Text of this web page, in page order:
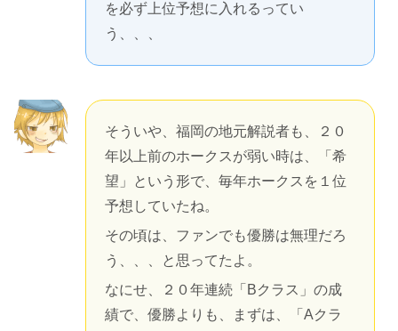
を必ず上位予想に入れるってい
う、、、
そういや、福岡の地元解説者も、２０
年以上前のホークスが弱い時は、「希
望」という形で、毎年ホークスを１位
予想していたね。
その頃は、ファンでも優勝は無理だろ
う、、、と思ってたよ。
なにせ、２０年連続「Bクラス」の成
績で、優勝よりも、まずは、「Aクラ